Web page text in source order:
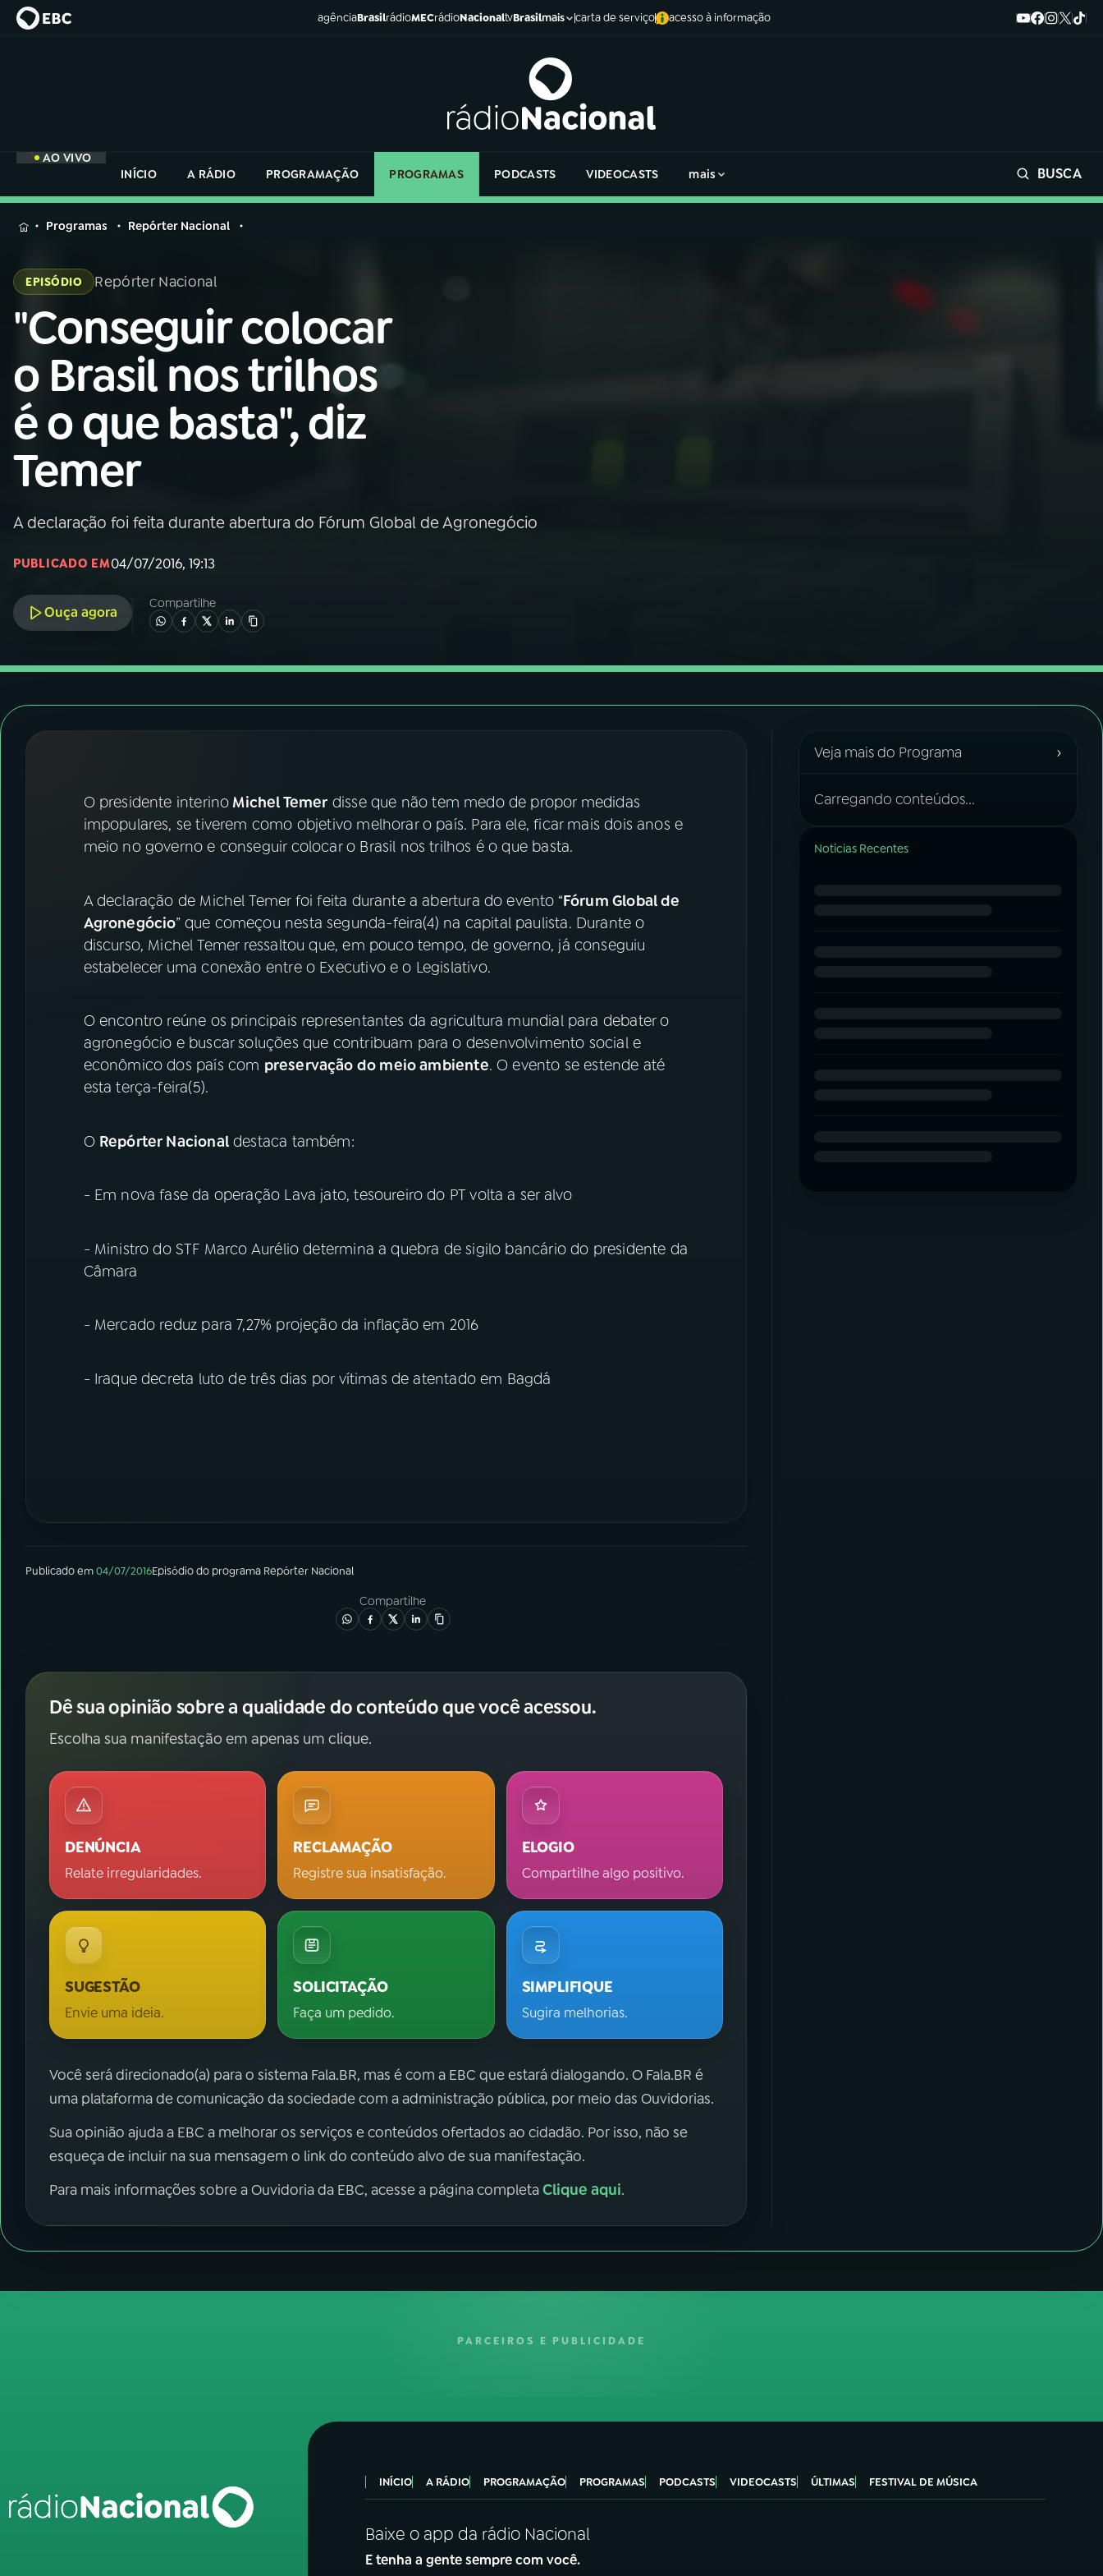
agênciaBrasilrádioMECrádioNacionaltvBrasilmais carta de serviço acesso à informação
AO VIVO
INÍCIO
A RÁDIO PROGRAMAÇÃO PROGRAMAS PODCASTS VIDEOCASTS mais BUSCA
MENU
Buscar
na
Rádio
Nacional
01INÍCIO
02 A RÁDIO
03PROGRAMAÇÃO
05PODCASTS
FESTIVAL DE MÚSICA
ACOMPANHE A RÁDIO NACIONAL
Instagram X
na
Rádio
Programas Repórter Nacional
EPISÓDIO Repórter Nacional
"Conseguir colocar
o Brasil nos trilhos
é o que basta", diz
Temer
A declaração foi feita durante abertura do Fórum Global de Agronegócio
PUBLICADO EM04/07/2016, 19:13
Ouça agora
Compartilhe
O presidente interino Michel Temerdisse que não tem medo de propor medidas
impopulares, se tiverem como objetivo melhorar o país. Para ele, ficar mais dois anos e
meio no governo e conseguir colocar o Brasil nos trilhos é o que basta.
A declaração de Michel Temer foi feita durante a abertura do evento “Fórum Global de
Agronegócio” que começou nesta segunda-feira(4) na capital paulista. Durante o
discurso, Michel Temer ressaltou que, em pouco tempo, de governo, já conseguiu
estabelecer uma conexão entre o Executivo e o Legislativo.
O encontro reúne os principais representantes da agricultura mundial para debater o
agronegócio e buscar soluções que contribuam para o desenvolvimento social e
econômico dos país com preservação do meio ambiente. O evento se estende até
esta terça-feira(5).
O Repórter Nacionaldestaca também:
- Em nova fase da operação Lava jato, tesoureiro do PT volta a ser alvo
- Ministro do STF Marco Aurélio determina a quebra de sigilo bancário do presidente da
Câmara
- Mercado reduz para 7,27% projeção da inflação em 2016
- Iraque decreta luto de três dias por vítimas de atentado em Bagdá
Publicado em04/07/2016Episódiodo programa Repórter Nacional
Compartilhe
Dê sua opinião sobre a qualidade do conteúdo que você acessou.
Escolha sua manifestação em apenas um clique.
DENÚNCIA
Relate irregularidades.
RECLAMAÇÃO
Registre sua insatisfação.
ELOGIO
Compartilhe algo positivo.
SUGESTÃO
Envie uma ideia.
SOLICITAÇÃO
Faça um pedido.
SIMPLIFIQUE
Sugira melhorias.
Você será direcionado(a) para o sistema Fala.BR, mas é com a EBC que estará dialogando. O Fala.BR é
uma plataforma de comunicação da sociedade com a administração pública, por meio das Ouvidorias.
Sua opinião ajuda a EBC a melhorar os serviços e conteúdos ofertados ao cidadão. Por isso, não se
esqueça de incluir na sua mensagem o link do conteúdo alvo de sua manifestação.
Para mais informações sobre a Ouvidoria da EBC, acesse a página completaClique aqui.
Veja mais do Programa ›
Carregando conteúdos...
Notícias Recentes
PARCEIROS E PUBLICIDADE
INÍCIO A RÁDIO PROGRAMAÇÃO PROGRAMAS PODCASTS VIDEOCASTS ÚLTIMAS FESTIVAL DE MÚSICA
Baixe o app da rádio Nacional
E tenha a gente sempre com você.